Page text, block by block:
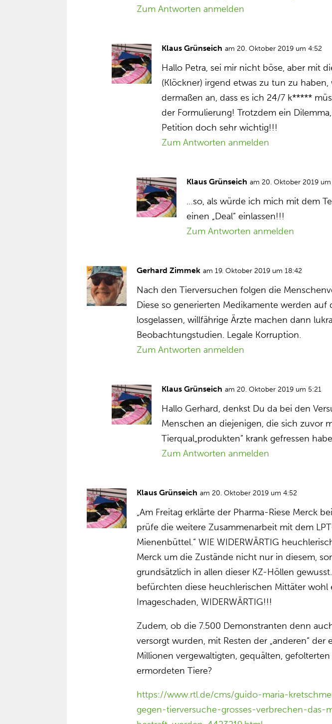
Zum Antworten anmelden
Klaus Grünseich am 20. Oktober 2019 um 4:52
Hallo Petra, sei mir nicht böse, aber mit
(Klöckner) irgend etwas zu tun zu
dermaßen an, dass es ich 24/7 k*****
der Formulierung! Trotzdem ein
Petition doch sehr wichtig!!!
Zum Antworten anmelden
Klaus Grünseich am 20. Oktober 2019
…so, als würde ich mich mit dem
einen „Deal“ einlassen!!!
Zum Antworten anmelden
Gerhard Zimmek am 19. Oktober 2019 um 18:42
Nach den Tierversuchen folgen die
Diese so generierten Medikamente werden auf
losgelassen, willfährige Ärzte machen dann
Beobachtungstudien. Legale Korruption.
Zum Antworten anmelden
Klaus Grünseich am 20. Oktober 2019 um 5:21
Hallo Gerhard, denkst Du da bei den
Menschen an diejenigen, die sich zuvor
Tierqual„produkten“ krank gefressen
Zum Antworten anmelden
Klaus Grünseich am 20. Oktober 2019 um 4:52
„Am Freitag erklärte der Pharma-Riese Merck
prüfe die weitere Zusammenarbeit mit dem
Mienenbüttel.“ WIE WIDERWÄRTIG
Merck um die Zustände nicht nur in diesem,
grundsätzlich in allen dieser KZ-Höllen
befürchten diese heuchlerischen Mittäter wohl
Imageschaden, WIDERWÄRTIG!!!
Zudem, ob die 7.500 Demonstranten denn
versorgt wurden, mit Resten der „anderen“ der
Millionen vergewaltigten, gequälten,
ermordeten Tiere?
https://www.rtl.de/cms/guido-maria-
gegen-tierversuche-grosses-verbrechen-das-